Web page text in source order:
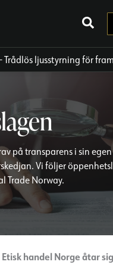
Trådlös ljusstyrning för
på transparens i sin
Vi följer
Trade Norway.
handel Norge åtar